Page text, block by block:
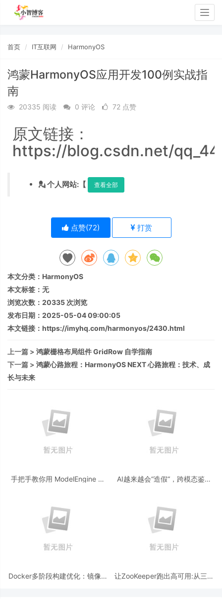
首页 IT互联网 HarmonyOS
鸿蒙HarmonyOS应用开发100例实战指
南
20335 阅读 0 评论 72 点赞
原文链接：
https://blog.csdn.net/
💂 个人网站:【 查看全部
点赞(72) 打赏
本文分类： HarmonyOS
本文标签：无
浏览次数： 20335次浏览
发布日期：2025-05-04 09:00:05
本文链接： https://imyhq.com/harmonyos/2430.html
上一篇 > 鸿蒙栅格布局组件 GridRow 自学指南
下一篇 > 鸿蒙心路旅程：HarmonyOS NEXT 心路旅程：技术、成
长与未来
手把手教你用 ModelEngine 打
AI越来越会“造假“，跨模态鉴伪
Docker多阶段构建优化：镜像体
让ZooKeeper跑出高可用:从三节